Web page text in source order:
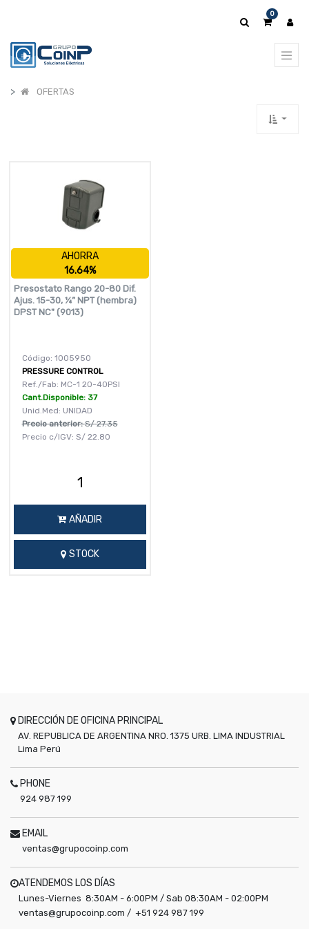
0
OFERTAS
AHORRA
16.64%
Presostato Rango 20-80 Dif.
Ajus. 15-30, ¼” NPT (hembra)
DPST NC" (9013)
Código: 1005950
PRESSURE CONTROL
Ref./Fab: MC-1 20-40PSI
Cant.Disponible: 37
Unid.Med: UNIDAD
Precio anterior:S/ 27.35
Precio c/IGV: S/ 22.80
AÑADIR
STOCK
DIRECCIÓN DE OFICINA PRINCIPAL
AV. REPUBLICA DE ARGENTINA NRO. 1375 URB. LIMA INDUSTRIAL
Lima Perú
PHONE
924 987 199
EMAIL
ventas@grupocoinp.com
ATENDEMOS LOS DÍAS
Lunes-Viernes 8:30AM - 6:00PM / Sab 08:30AM - 02:00PM
ventas@grupocoinp.com / +51 924 987 199